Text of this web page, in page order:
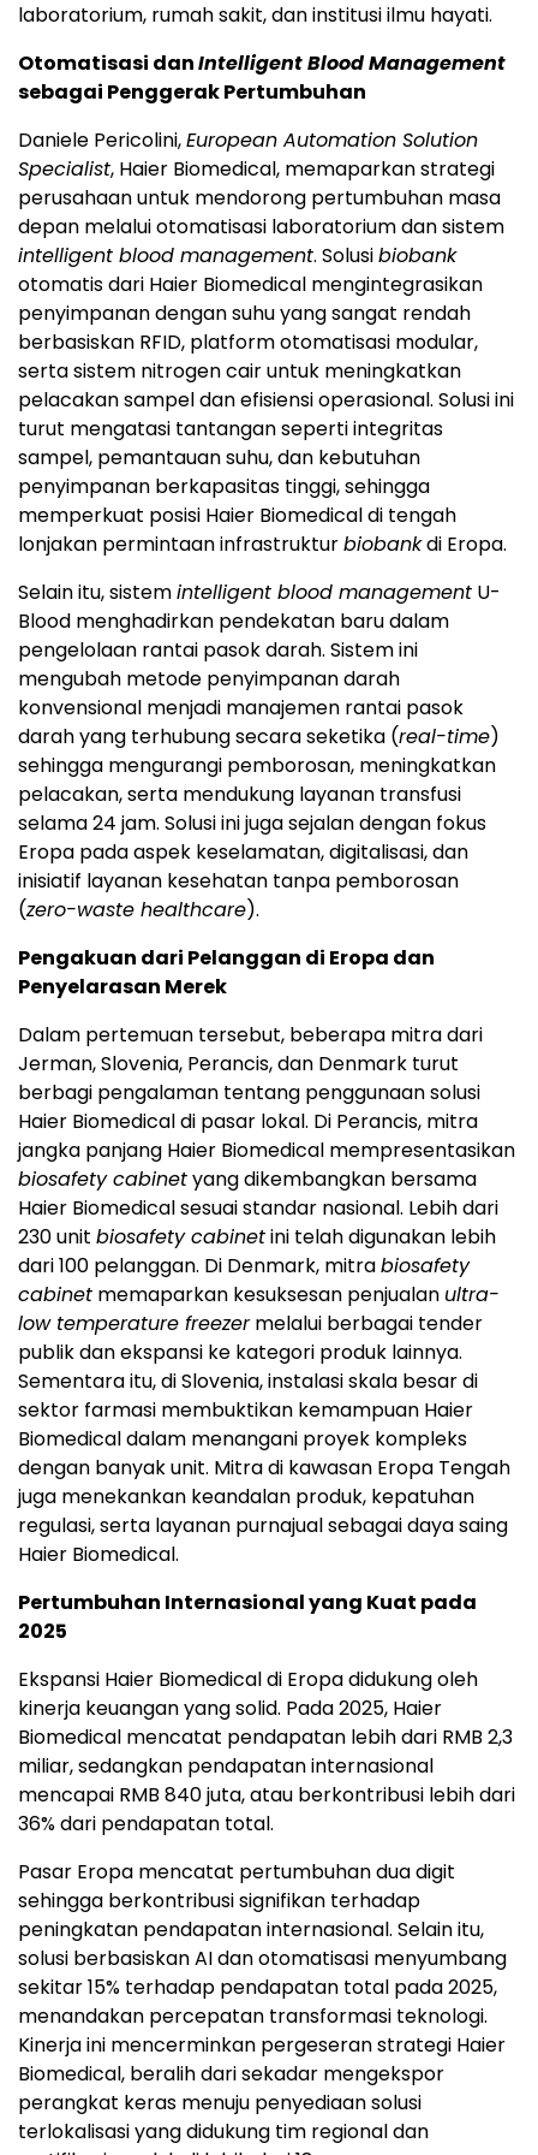
laboratorium, rumah sakit, dan institusi ilmu hayati.
Otomatisasi danIntelligent Blood Management
sebagai Penggerak Pertumbuhan
Daniele Pericolini,European Automation Solution
Specialist, Haier Biomedical, memaparkan strategi
perusahaan untuk mendorong pertumbuhan masa
depan melalui otomatisasi laboratorium dan sistem
intelligent blood management. Solusibiobank
otomatis dari Haier Biomedical mengintegrasikan
penyimpanan dengan suhu yang sangat rendah
berbasiskan RFID, platform otomatisasi modular,
serta sistem nitrogen cair untuk meningkatkan
pelacakan sampel dan efisiensi operasional. Solusi ini
turut mengatasi tantangan seperti integritas
sampel, pemantauan suhu, dan kebutuhan
penyimpanan berkapasitas tinggi, sehingga
memperkuat posisi Haier Biomedical di tengah
lonjakan permintaan infrastrukturbiobankdi Eropa.
Selain itu, sistemintelligent blood management U-
Blood menghadirkan pendekatan baru dalam
pengelolaan rantai pasok darah. Sistem ini
mengubah metode penyimpanan darah
konvensional menjadi manajemen rantai pasok
darah yang terhubung secara seketika (real-time)
sehingga mengurangi pemborosan, meningkatkan
pelacakan, serta mendukung layanan transfusi
selama 24 jam. Solusi ini juga sejalan dengan fokus
Eropa pada aspek keselamatan, digitalisasi, dan
inisiatif layanan kesehatan tanpa pemborosan
(zero-waste healthcare).
Pengakuan dari Pelanggan di Eropa dan
Penyelarasan Merek
Dalam pertemuan tersebut, beberapa mitra dari
Jerman, Slovenia, Perancis, dan Denmark turut
berbagi pengalaman tentang penggunaan solusi
Haier Biomedical di pasar lokal. Di Perancis, mitra
jangka panjang Haier Biomedical mempresentasikan
biosafety cabinetyang dikembangkan bersama
Haier Biomedical sesuai standar nasional. Lebih dari
230 unit biosafety cabinetini telah digunakan lebih
dari 100 pelanggan. Di Denmark, mitrabiosafety
cabinet memaparkan kesuksesan penjualan ultra-
low temperature freezermelalui berbagai tender
publik dan ekspansi ke kategori produk lainnya.
Sementara itu, di Slovenia, instalasi skala besar di
sektor farmasi membuktikan kemampuan Haier
Biomedical dalam menangani proyek kompleks
dengan banyak unit. Mitra di kawasan Eropa Tengah
juga menekankan keandalan produk, kepatuhan
regulasi, serta layanan purnajual sebagai daya saing
Haier Biomedical.
Pertumbuhan Internasional yang Kuat pada
2025
Ekspansi Haier Biomedical di Eropa didukung oleh
kinerja keuangan yang solid. Pada 2025, Haier
Biomedical mencatat pendapatan lebih dari RMB 2,3
miliar, sedangkan pendapatan internasional
mencapai RMB 840 juta, atau berkontribusi lebih dari
36% dari pendapatan total.
Pasar Eropa mencatat pertumbuhan dua digit
sehingga berkontribusi signifikan terhadap
peningkatan pendapatan internasional. Selain itu,
solusi berbasiskan AI dan otomatisasi menyumbang
sekitar 15% terhadap pendapatan total pada 2025,
menandakan percepatan transformasi teknologi.
Kinerja ini mencerminkan pergeseran strategi Haier
Biomedical, beralih dari sekadar mengekspor
perangkat keras menuju penyediaan solusi
terlokalisasi yang didukung tim regional dan